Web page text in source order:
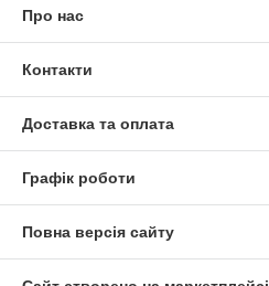
Про нас
Контакти
Доставка та оплата
Графік роботи
Повна версія сайту